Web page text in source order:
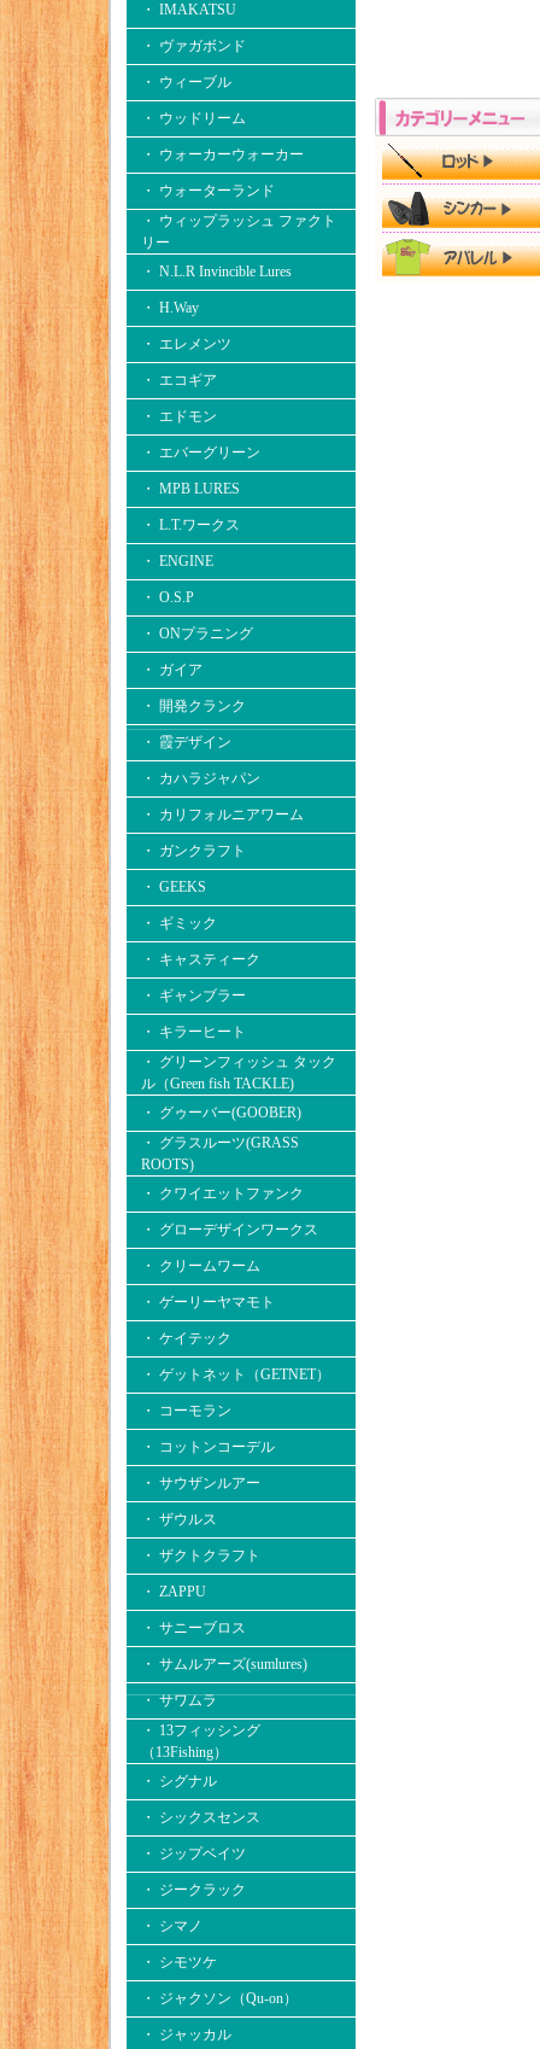
・ IMAKATSU
・ ヴァガボンド
・ ウィーブル
・ ウッドリーム
・ ウォーカーウォーカー
・ ウォーターランド
・ ウィップラッシュ ファクト
リー
・ N.L.R Invincible Lures
・ H.Way
・ エレメンツ
・ エコギア
・ エドモン
・ エバーグリーン
・ MPB LURES
・ L.T.ワークス
・ ENGINE
・ O.S.P
・ ONプラニング
・ ガイア
・ 開発クランク
・ 霞デザイン
・ カハラジャパン
・ カリフォルニアワーム
・ ガンクラフト
・ GEEKS
・ ギミック
・ キャスティーク
・ ギャンブラー
・ キラーヒート
・ グリーンフィッシュ タック
ル（Green fish TACKLE)
・ グゥーバー(GOOBER)
・ グラスルーツ(GRASS
ROOTS)
・ クワイエットファンク
・ グローデザインワークス
・ クリームワーム
・ ゲーリーヤマモト
・ ケイテック
・ ゲットネット（GETNET）
・ コーモラン
・ コットンコーデル
・ サウザンルアー
・ ザウルス
・ ザクトクラフト
・ ZAPPU
・ サニーブロス
・ サムルアーズ(sumlures)
・ サワムラ
・ 13フィッシング
（13Fishing）
・ シグナル
・ シックスセンス
・ ジップベイツ
・ ジークラック
・ シマノ
・ シモツケ
・ ジャクソン（Qu-on）
・ ジャッカル